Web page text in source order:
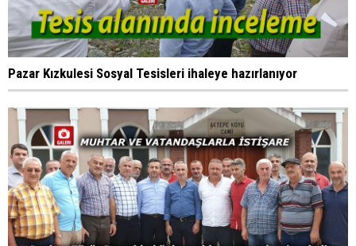
Pazar Kızkulesi Sosyal Tesisleri ihaleye hazırlanıyor